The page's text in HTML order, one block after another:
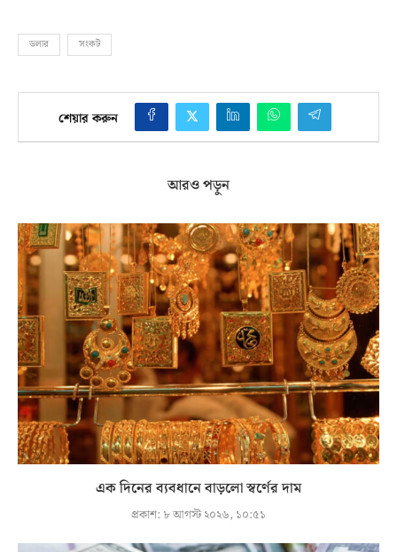
ডলার সংকট
শেয়ার করুন
আরও পড়ুন
এক দিনের ব্যবধানে বাড়লো স্বর্ণের দাম
প্রকাশ: ৮ আগস্ট ২০২৬, ১০:৫১